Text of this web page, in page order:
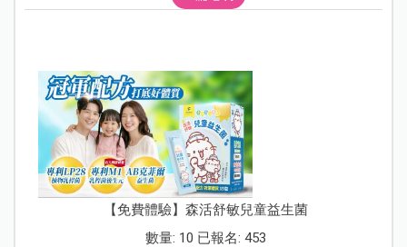
【免費體驗】森活舒敏兒童益生菌
數量: 10 已報名: 453